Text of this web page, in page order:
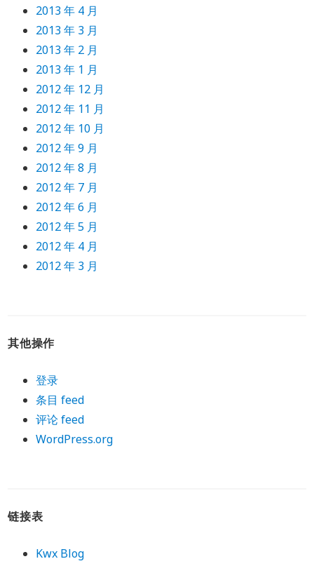
2013 年 4 月
2013 年 3 月
2013 年 2 月
2013 年 1 月
2012 年 12 月
2012 年 11 月
2012 年 10 月
2012 年 9 月
2012 年 8 月
2012 年 7 月
2012 年 6 月
2012 年 5 月
2012 年 4 月
2012 年 3 月
其他操作
登录
条目 feed
评论 feed
WordPress.org
链接表
Kwx Blog